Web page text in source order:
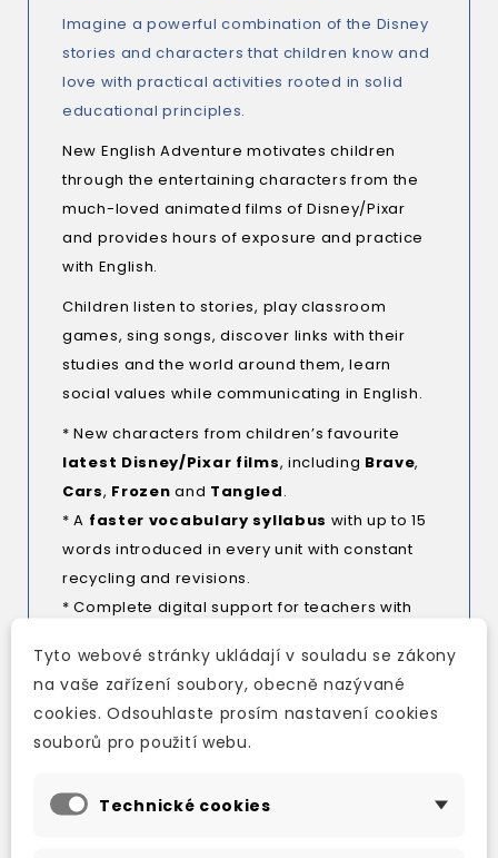
Imagine a powerful combination of the Disney
stories and characters that children know and
love with practical activities rooted in solid
educational principles.
New English Adventure motivates children
through the entertaining characters from the
much-loved animated films of Disney/Pixar
and provides hours of exposure and practice
with English.
Children listen to stories, play classroom
games, sing songs, discover links with their
studies and the world around them, learn
social values while communicating in English.
* New characters from children’s favourite
latest Disney/Pixar films, including Brave,
Cars, Frozen and Tangled.
* A faster vocabulary syllabus with up to 15
words introduced in every unit with constant
recycling and revisions.
* Complete digital support for teachers with
including interactive gamesandclips
from Disney/Pixar films.
*A completelyrevised Teacher’s Bookwith
reduced Pupils' Book pages and lesson
Total Physical Response activities.
Tyto webové stránky ukládají v souladu se zákony
na vaše zařízení soubory, obecně nazývané
cookies. Odsouhlaste prosím nastavení cookies
souborů pro použití webu.
Technické cookies